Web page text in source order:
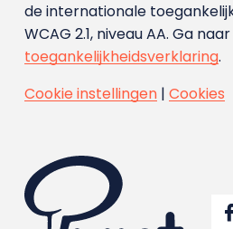
de internationale
WCAG 2.1, niveau AA. Ga
toegankelijkheidsverklaring.
Cookie instellingen| Cookies